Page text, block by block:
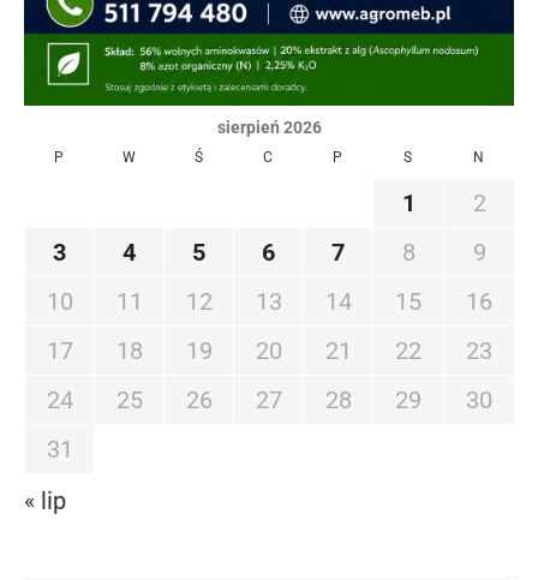
sierpień 2026
P W Ś C P S N
1
2
3
4 5 6 7 8
9
10
11 12 13 14 15
16
17
18 19 20 21 22
23
24
25 26 27 28 29
30
31
« lip